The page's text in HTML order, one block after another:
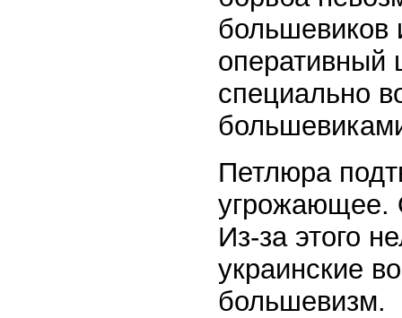
большевиков
оперативный
специально
Петлюра
угрожающее.
Из-за этого
украинские
большевизм.